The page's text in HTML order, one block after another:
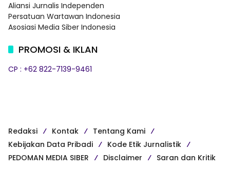
Aliansi Jurnalis Independen
Persatuan Wartawan Indonesia
Asosiasi Media Siber Indonesia
PROMOSI & IKLAN
CP : +62 822-7139-9461
Redaksi Kontak
Tentang Kami
Kebijakan Data Pribadi
Kode Etik Jurnalistik
PEDOMAN MEDIA SIBER
Disclaimer Saran dan Kritik